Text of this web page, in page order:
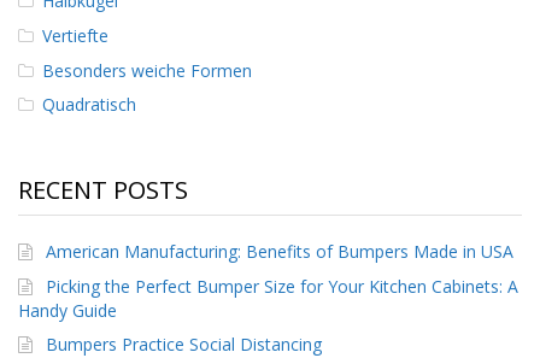
g
l
e
i
c
h
b
e
r
s
i
c
h
t
Vertiefte
Besonders weiche Formen
Quadratisch
RECENT POSTS
American Manufacturing: Benefits of Bumpers Made in USA
Picking the Perfect Bumper Size for Your Kitchen Cabinets: A
Handy Guide
Bumpers Practice Social Distancing